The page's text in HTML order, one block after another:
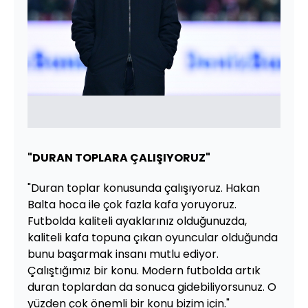
"DURAN TOPLARA ÇALIŞIYORUZ"
"Duran toplar konusunda çalışıyoruz. Hakan
Balta hoca ile çok fazla kafa yoruyoruz.
Futbolda kaliteli ayaklarınız olduğunuzda,
kaliteli kafa topuna çıkan oyuncular olduğunda
bunu başarmak insanı mutlu ediyor.
Çalıştığımız bir konu. Modern futbolda artık
duran toplardan da sonuca gidebiliyorsunuz. O
yüzden çok önemli bir konu bizim için."